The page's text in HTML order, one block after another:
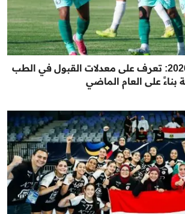
تنسيق الجامعات 2026: تعرف على معدلات القبول في الطب
بناءً على العام الماضي